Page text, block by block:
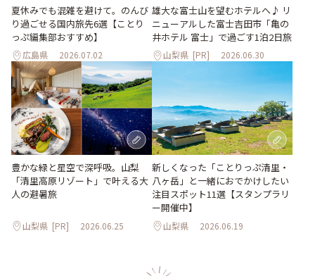
夏休みでも混雑を避けて。のんび
り過ごせる国内旅先6選【ことり
っぷ編集部おすすめ】
広島県 2026.07.02
雄大な富士山を望むホテルへ♪ リ
ニューアルした富士吉田市「亀の
井ホテル 富士」で過ごす1泊2日旅
山梨県 [PR] 2026.06.30
豊かな緑と星空で深呼吸。山梨
「清里高原リゾート」で叶える大
人の避暑旅
山梨県 [PR] 2026.06.25
新しくなった「ことりっぷ清里・
八ヶ岳」と一緒におでかけしたい
注目スポット11選【スタンプラリ
ー開催中】
山梨県 2026.06.19